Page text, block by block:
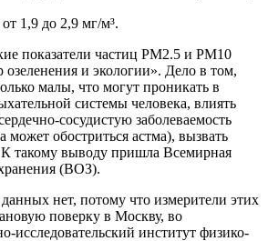
1,9 до 2,9 мг/м³.
показатели частиц РМ2.5 и РМ10
озеленения и экологии». Дело в том,
малы, что могут проникать в
системы человека, влиять
сосудистую заболеваемость
может обостриться астма), вызвать
такому выводу пришла Всемирная
(ВОЗ).
нет, потому что измерители этих
поверку в Москву, во
исследовательский институт физико-